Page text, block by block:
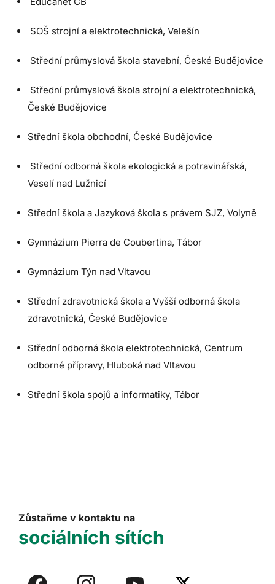
SOŠ strojní a elektrotechnická, Velešín
Střední průmyslová škola stavební, České Budějovice
Střední průmyslová škola strojní a elektrotechnická,
České Budějovice
Střední škola obchodní, České Budějovice
Střední odborná škola ekologická a potravinářská,
Veselí nad Lužnicí
Střední škola a Jazyková škola s právem SJZ, Volyně
Gymnázium Pierra de Coubertina, Tábor
Gymnázium Týn nad Vltavou
Střední zdravotnická škola a Vyšší odborná škola
zdravotnická, České Budějovice
Střední odborná škola elektrotechnická, Centrum
odborné přípravy, Hluboká nad Vltavou
Střední škola spojů a informatiky, Tábor
Zůstaňme v kontaktu na
sociálních sítích